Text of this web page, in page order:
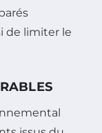
de limiter le